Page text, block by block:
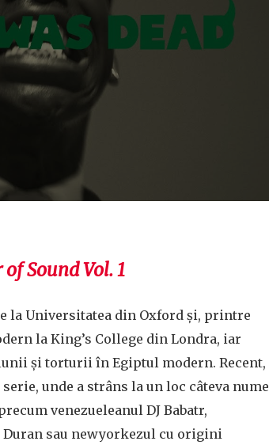
Sound Vol. 1
la Universitatea din Oxford și, printre
la King’s College din Londra, iar
și torturii în Egiptul modern. Recent,
unde a strâns la un loc câteva nume
venezueleanul DJ Babatr,
Duran sau newyorkezul cu origini